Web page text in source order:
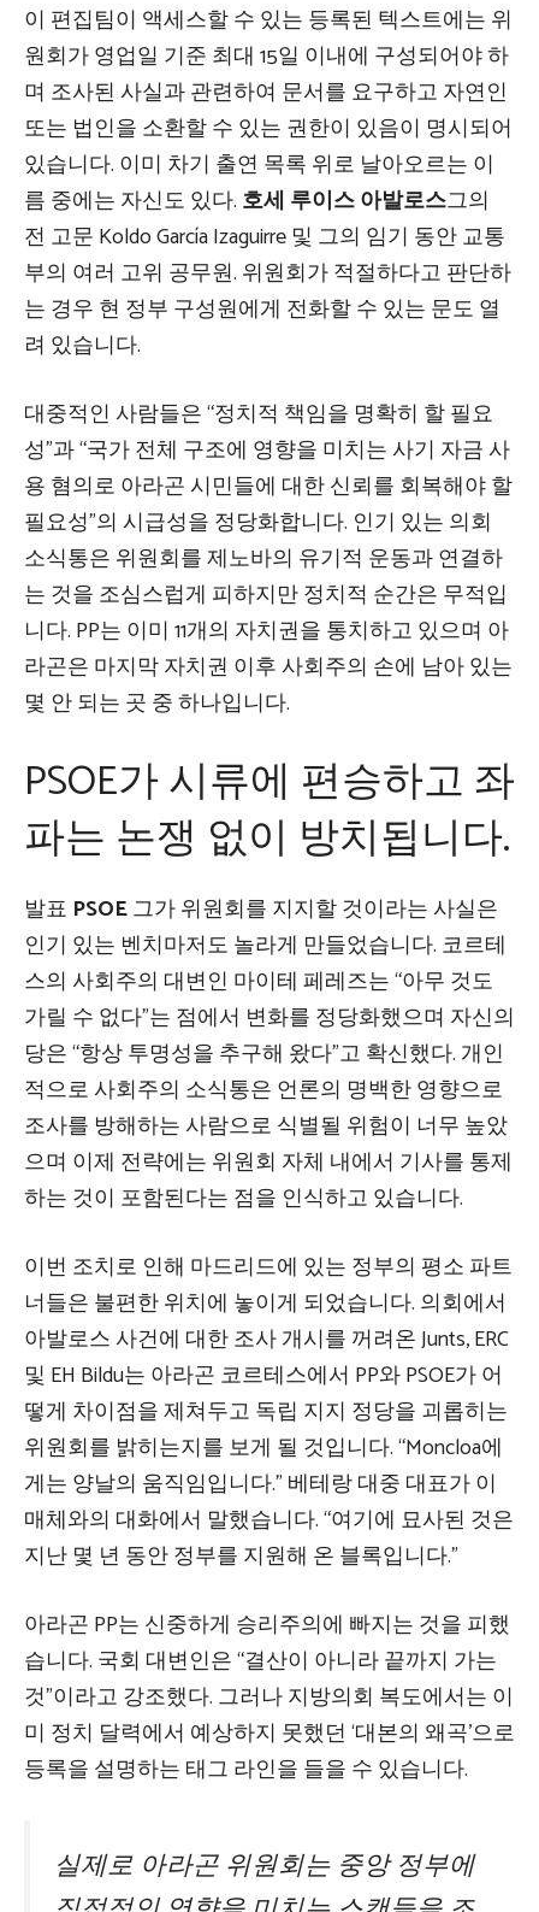
이 편집팀이 액세스할 수 있는 등록된 텍스트에는 위
원회가 영업일 기준 최대 15일 이내에 구성되어야 하
며 조사된 사실과 관련하여 문서를 요구하고 자연인
또는 법인을 소환할 수 있는 권한이 있음이 명시되어
있습니다. 이미 차기 출연 목록 위로 날아오르는 이
름 중에는 자신도 있다. 호세 루이스 아발로스그의
전 고문 Koldo García Izaguirre 및 그의 임기 동안 교통
부의 여러 고위 공무원. 위원회가 적절하다고 판단하
는 경우 현 정부 구성원에게 전화할 수 있는 문도 열
려 있습니다.
대중적인 사람들은 “정치적 책임을 명확히 할 필요
성”과 “국가 전체 구조에 영향을 미치는 사기 자금 사
용 혐의로 아라곤 시민들에 대한 신뢰를 회복해야 할
필요성”의 시급성을 정당화합니다. 인기 있는 의회
소식통은 위원회를 제노바의 유기적 운동과 연결하
는 것을 조심스럽게 피하지만 정치적 순간은 무적입
니다. PP는 이미 11개의 자치권을 통치하고 있으며 아
라곤은 마지막 자치권 이후 사회주의 손에 남아 있는
몇 안 되는 곳 중 하나입니다.
PSOE가 시류에 편승하고 좌
파는 논쟁 없이 방치됩니다.
발표 PSOE그가 위원회를 지지할 것이라는 사실은
인기 있는 벤치마저도 놀라게 만들었습니다. 코르테
스의 사회주의 대변인 마이테 페레즈는 “아무 것도
가릴 수 없다”는 점에서 변화를 정당화했으며 자신의
당은 “항상 투명성을 추구해 왔다”고 확신했다. 개인
적으로 사회주의 소식통은 언론의 명백한 영향으로
조사를 방해하는 사람으로 식별될 위험이 너무 높았
으며 이제 전략에는 위원회 자체 내에서 기사를 통제
하는 것이 포함된다는 점을 인식하고 있습니다.
이번 조치로 인해 마드리드에 있는 정부의 평소 파트
너들은 불편한 위치에 놓이게 되었습니다. 의회에서
아발로스 사건에 대한 조사 개시를 꺼려온 Junts, ERC
및 EH Bildu는 아라곤 코르테스에서 PP와 PSOE가 어
떻게 차이점을 제쳐두고 독립 지지 정당을 괴롭히는
위원회를 밝히는지를 보게 될 것입니다. “Moncloa에
게는 양날의 움직임입니다.” 베테랑 대중 대표가 이
매체와의 대화에서 말했습니다. “여기에 묘사된 것은
지난 몇 년 동안 정부를 지원해 온 블록입니다.”
아라곤 PP는 신중하게 승리주의에 빠지는 것을 피했
습니다. 국회 대변인은 “결산이 아니라 끝까지 가는
것”이라고 강조했다. 그러나 지방의회 복도에서는 이
미 정치 달력에서 예상하지 못했던 ‘대본의 왜곡’으로
등록을 설명하는 태그 라인을 들을 수 있습니다.
실제로 아라곤 위원회는 중앙 정부에